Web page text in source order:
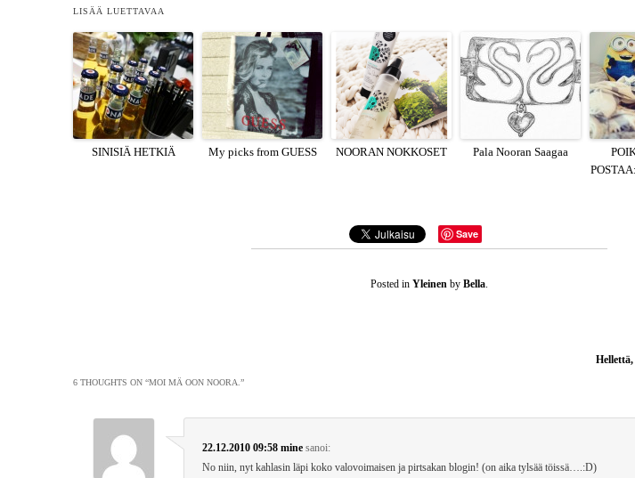
LISÄÄ LUETTAVAA
SINISIÄ HETKIÄ My picks from GUESS NOORAN NOKKOSET Pala Nooran Saagaa
Save
Posted in Yleinen by Bella.
6 THOUGHTS ON “MOI MÄ OON NOORA. ”
22.12.2010 09:58 mine sanoi:
No niin, nyt kahlasin läpi koko valovoimaisen ja pirtsakan blogin! (on aika tylsää töissä….:D)